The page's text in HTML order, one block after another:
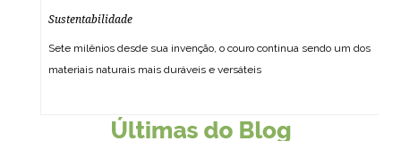
Sustentabilidade
Sete milênios desde sua invenção, o couro continua sendo um dos
materiais naturais mais duráveis ​​e versáteis